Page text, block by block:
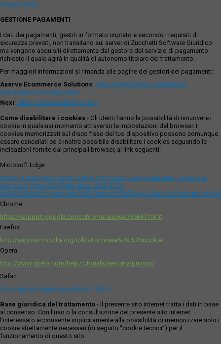
Privacy Policy
GESTIONE PAGAMENTI
I dati dei pagamenti, gestiti in formato criptato e secondo i requisiti di
sicurezza previsti, non transitano sui server di Zucchetti Software Giuridico
ma vengono acquisiti direttamente dal gestore del servizio di pagamento
richiesto il quale agirà in qualità di autonomo titolare del trattamento.
Per maggiori informazioni si rimanda alle pagine dei gestori dei pagamenti:
Axerve Ecommerce Solutions: https://www.axerve.com/privacy-
policy/servizi-di-pagamento
Nexi: https://www.nexi.it/it/privacy
Come disabilitare i cookies - Gli utenti hanno la possibilità di rimuovere i
cookie in qualsiasi momento attraverso le impostazioni del browser. I
cookies memorizzati sul disco fisso del tuo dispositivo possono comunque
essere cancellati ed è inoltre possibile disabilitare i cookies seguendo le
indicazioni fornite dai principali browser, ai link seguenti:
Microsoft Edge
https://support.microsoft.com/it-it/microsoft-edge/eliminare-i-cookie-in-
microsoft-edge-63947406-40ac-c3b8-57b9-
Chrome
https://support.google.com/chrome/answer/95647?hl=it
Firefox
http://support.mozilla.org/it/kb/Eliminare%20i%20cookie
Opera
http://www.opera.com/help/tutorials/security/privacy/
Safari
http://support.apple.com/kb/ph11920
Base giuridica del trattamento - Il presente sito internet tratta i dati in base
al consenso. Con l'uso o la consultazione del presente sito internet
l’interessato acconsente implicitamente alla possibilità di memorizzare solo i
cookie strettamente necessari (di seguito “cookie tecnici”) per il
funzionamento di questo sito.